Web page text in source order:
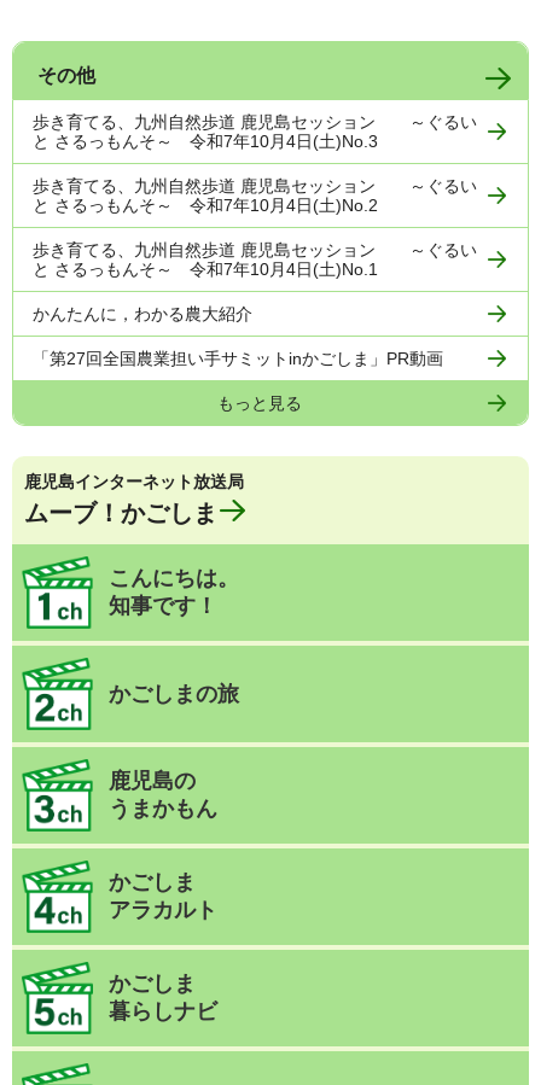
その他
歩き育てる、九州自然歩道 鹿児島セッション ～ぐるい
と さるっもんそ～ 令和7年10月4日(土)No.3
歩き育てる、九州自然歩道 鹿児島セッション ～ぐるい
と さるっもんそ～ 令和7年10月4日(土)No.2
歩き育てる、九州自然歩道 鹿児島セッション ～ぐるい
と さるっもんそ～ 令和7年10月4日(土)No.1
かんたんに，わかる農大紹介
「第27回全国農業担い手サミットinかごしま」PR動画
もっと見る
鹿児島インターネット放送局
ムーブ！かごしま
こんにちは。
知事です！
かごしまの旅
鹿児島の
うまかもん
かごしま
アラカルト
かごしま
暮らしナビ